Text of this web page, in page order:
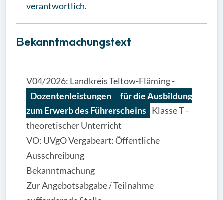
verantwortlich.
Bekanntmachungstext
V04/2026: Landkreis Teltow-Fläming -
Dozentenleistungen
für die Ausbildung
zum Erwerb des Führerscheins Klasse T -
theoretischer Unterricht
VO: UVgO Vergabeart: Öffentliche
Ausschreibung
Bekanntmachung
Zur Angebotsabgabe / Teilnahme